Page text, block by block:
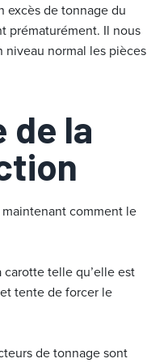
excès de tonnage du
prématurément. Il nous
normal les pièces
de la
comment le
telle qu’elle est
tente de forcer le
de tonnage sont